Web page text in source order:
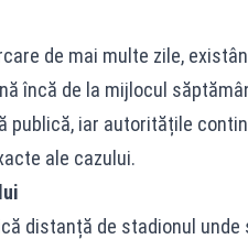
de mai multe zile,
încă de la mijlocul
publică, iar autoritățile
ale cazului.
distanță de stadionul unde